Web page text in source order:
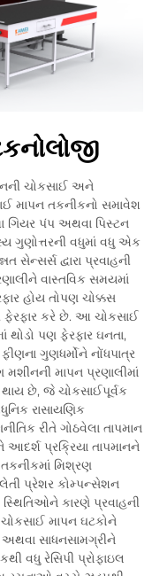
ચોકસાઈ અને
માપન તકનીકનો સમાવેશ
ગિયર પંપ અથવા પિસ્ટન
ગુણોત્તરની વધુમાં વધુ એક
સેન્સર્સ દ્વારા પ્રવાહની
વાસ્તવિક સમયમાં
હોય તોપણ ચોક્કસ
ફેરફાર કરે છે. આ ચોકસાઈ
થોડો પણ ફેરફાર ઘનતા,
ગુણધર્મોને નોંધપાત્ર
માપન પ્રણાલીમાં
થાય છે, જે ચોકસાઈપૂર્વક
રાસાયણિક
રીતે ગોઠવેલા તાપમાન
આદર્શ પ્રક્રિયા તાપમાનને
મિશ્રણ
લેતી પ્રેશર કોમ્પન્સેશન
કારણે પ્રવાહની
માપન ઘટકોને
સાધનસામગ્રીને
વધુ રેસિપી પ્રોફાઇલ